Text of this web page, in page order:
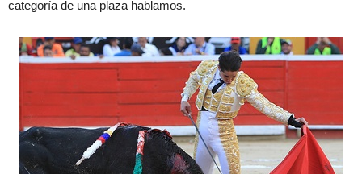
categoría de una plaza hablamos.